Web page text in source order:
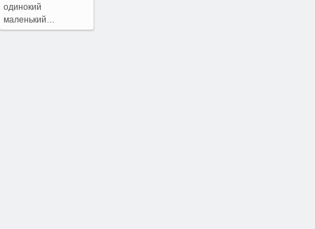
одинокий
маленький…